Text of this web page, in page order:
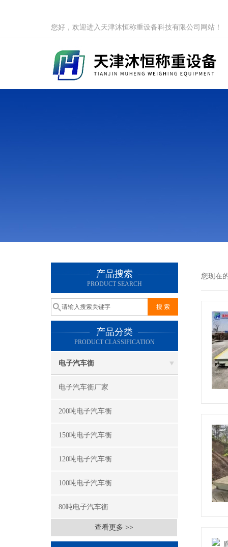
您好，欢迎进入天津沐恒称重设备科技有限公司网站！
产品搜索
PRODUCT SEARCH
产品分类
PRODUCT CLASSIFICATION
电子汽车衡
电子汽车衡厂家
200吨电子汽车衡
150吨电子汽车衡
120吨电子汽车衡
100吨电子汽车衡
80吨电子汽车衡
查看更多 >>
您现在